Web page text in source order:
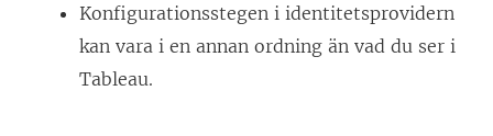
Konfigurationsstegen i identitetsprovidern
kan vara i en annan ordning än vad du ser i
Tableau.